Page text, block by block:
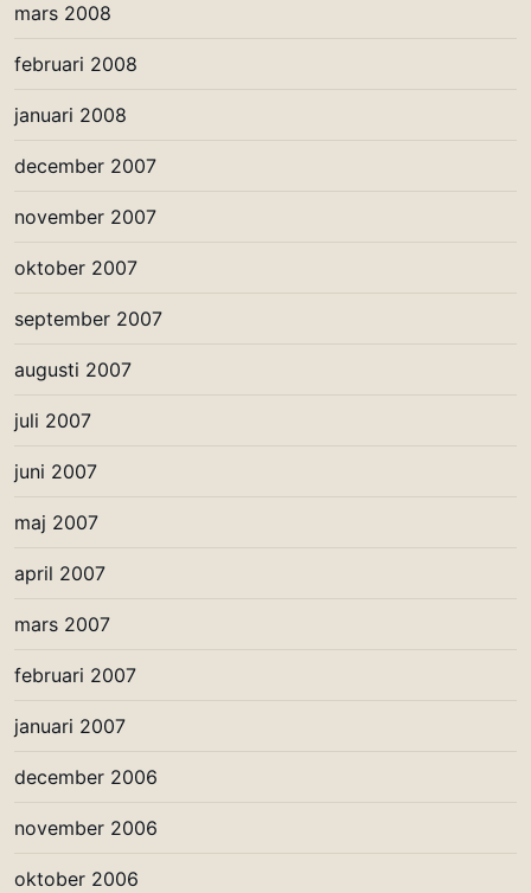
mars 2008
februari 2008
januari 2008
december 2007
november 2007
oktober 2007
september 2007
augusti 2007
juli 2007
juni 2007
maj 2007
april 2007
mars 2007
februari 2007
januari 2007
december 2006
november 2006
oktober 2006